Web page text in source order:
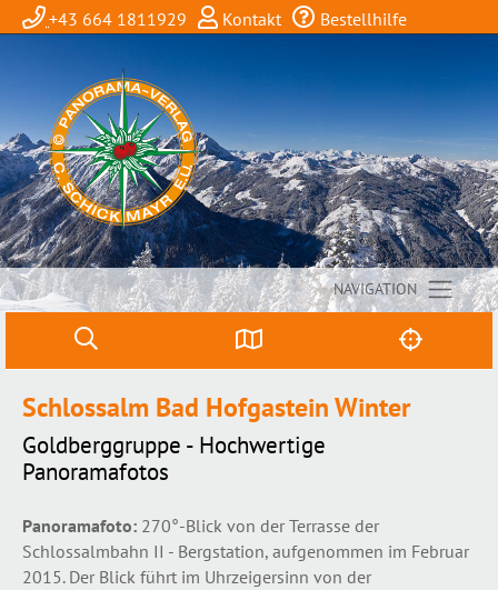
+43 664 1811929 Kontakt Bestellhilfe
NAVIGATION
Schlossalm Bad Hofgastein Winter
Goldberggruppe - Hochwertige
Panoramafotos
Panoramafoto: 270°-Blick von der Terrasse der
Schlossalmbahn II - Bergstation, aufgenommen im Februar
2015. Der Blick führt im Uhrzeigersinn von der